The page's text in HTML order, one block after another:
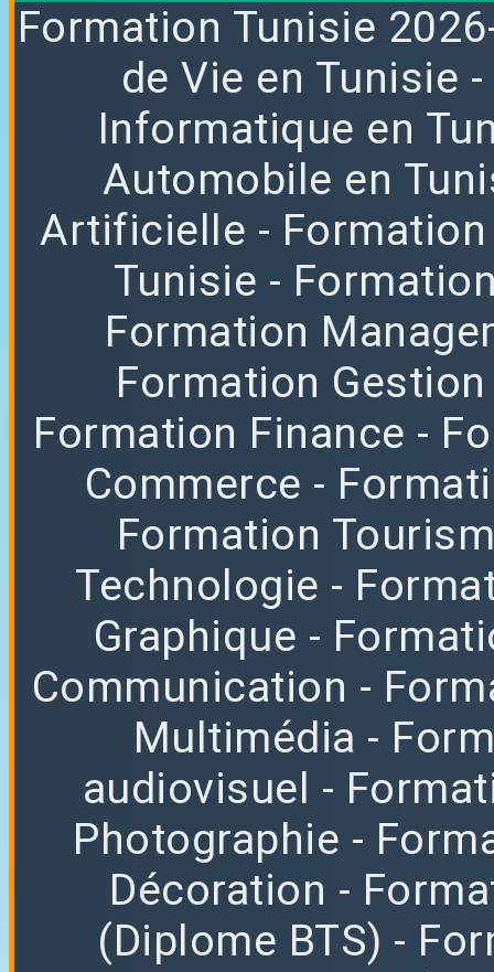
Formation Tunisie
de Vie en Tunisie -
Informatique en
Automobile en
Artificielle -
Tunisie -
Formation
Formation Gestion
Formation Finance -
Commerce -
Formation
Technologie -
Graphique -
Communication -
Multimédia -
audiovisuel -
Photographie -
Décoration -
(Diplome BTS) -